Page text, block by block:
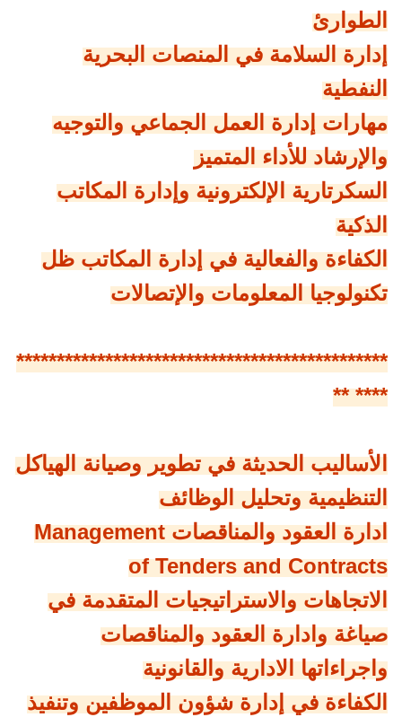
الطوارئ
إدارة السلامة في المنصات البحرية
النفطية
مهارات إدارة العمل الجماعي والتوجيه
والإرشاد للأداء المتميز
السكرتارية الإلكترونية وإدارة المكاتب
الذكية
الكفاءة والفعالية في إدارة المكاتب ظل
تكنولوجيا المعلومات والإتصالات
**********************************************
**** **
الأساليب الحديثة في تطوير وصيانة الهياكل
التنظيمية وتحليل الوظائف
ادارة العقود والمناقصات Management
of Tenders and Contracts
الاتجاهات والاستراتيجيات المتقدمة في
صياغة وادارة العقود والمناقصات
واجراءاتها الادارية والقانونية
الكفاءة في إدارة شؤون الموظفين وتنفيذ